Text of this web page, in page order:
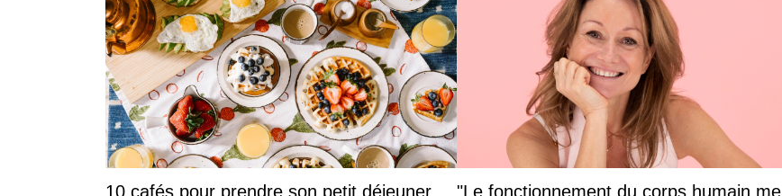
10 cafés pour prendre son petit déjeuner "Le fonctionnement du corps humain me